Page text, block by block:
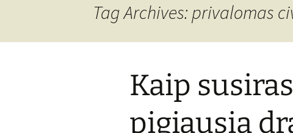
Tag Archives: privalomas
Kaip
pigiausią